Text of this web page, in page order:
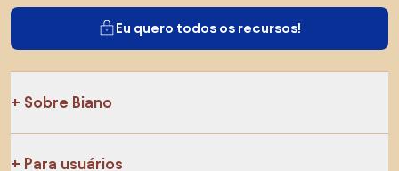
Eu quero todos os recursos!
Sobre Biano
Para usuários